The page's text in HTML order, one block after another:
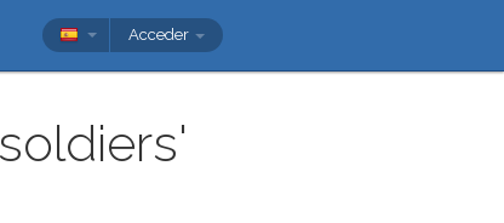
Acceder